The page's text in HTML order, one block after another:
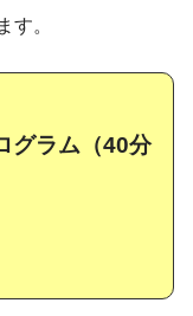
す。
グラム（40分